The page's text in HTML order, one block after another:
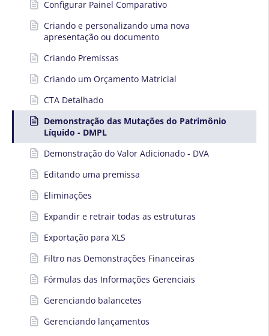
Configurar Painel Comparativo
Criando e personalizando uma nova
apresentação ou documento
Criando Premissas
Criando um Orçamento Matricial
CTA Detalhado
Demonstração das Mutações do Patrimônio
Líquido - DMPL
Demonstração do Valor Adicionado - DVA
Editando uma premissa
Eliminações
Expandir e retrair todas as estruturas
Exportação para XLS
Filtro nas Demonstrações Financeiras
Fórmulas das Informações Gerenciais
Gerenciando balancetes
Gerenciando lançamentos